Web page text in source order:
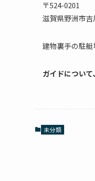
〒524-0201
滋賀県野洲市吉
建物裏手の駐艇
ガイドについ
未分類